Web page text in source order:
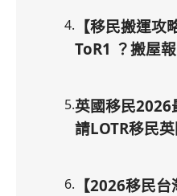
4. 【移民搬運
ToR1 ？搬屋
5.英國移民2026
請LOTR移民
6. 【2026移民